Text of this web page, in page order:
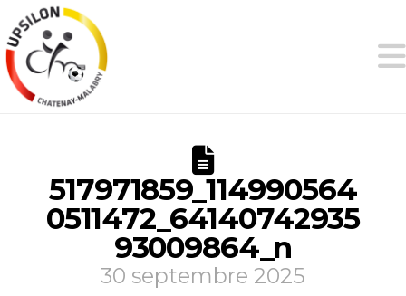
517971859_114990564
0511472_64140742935
93009864_n
30 septembre 2025